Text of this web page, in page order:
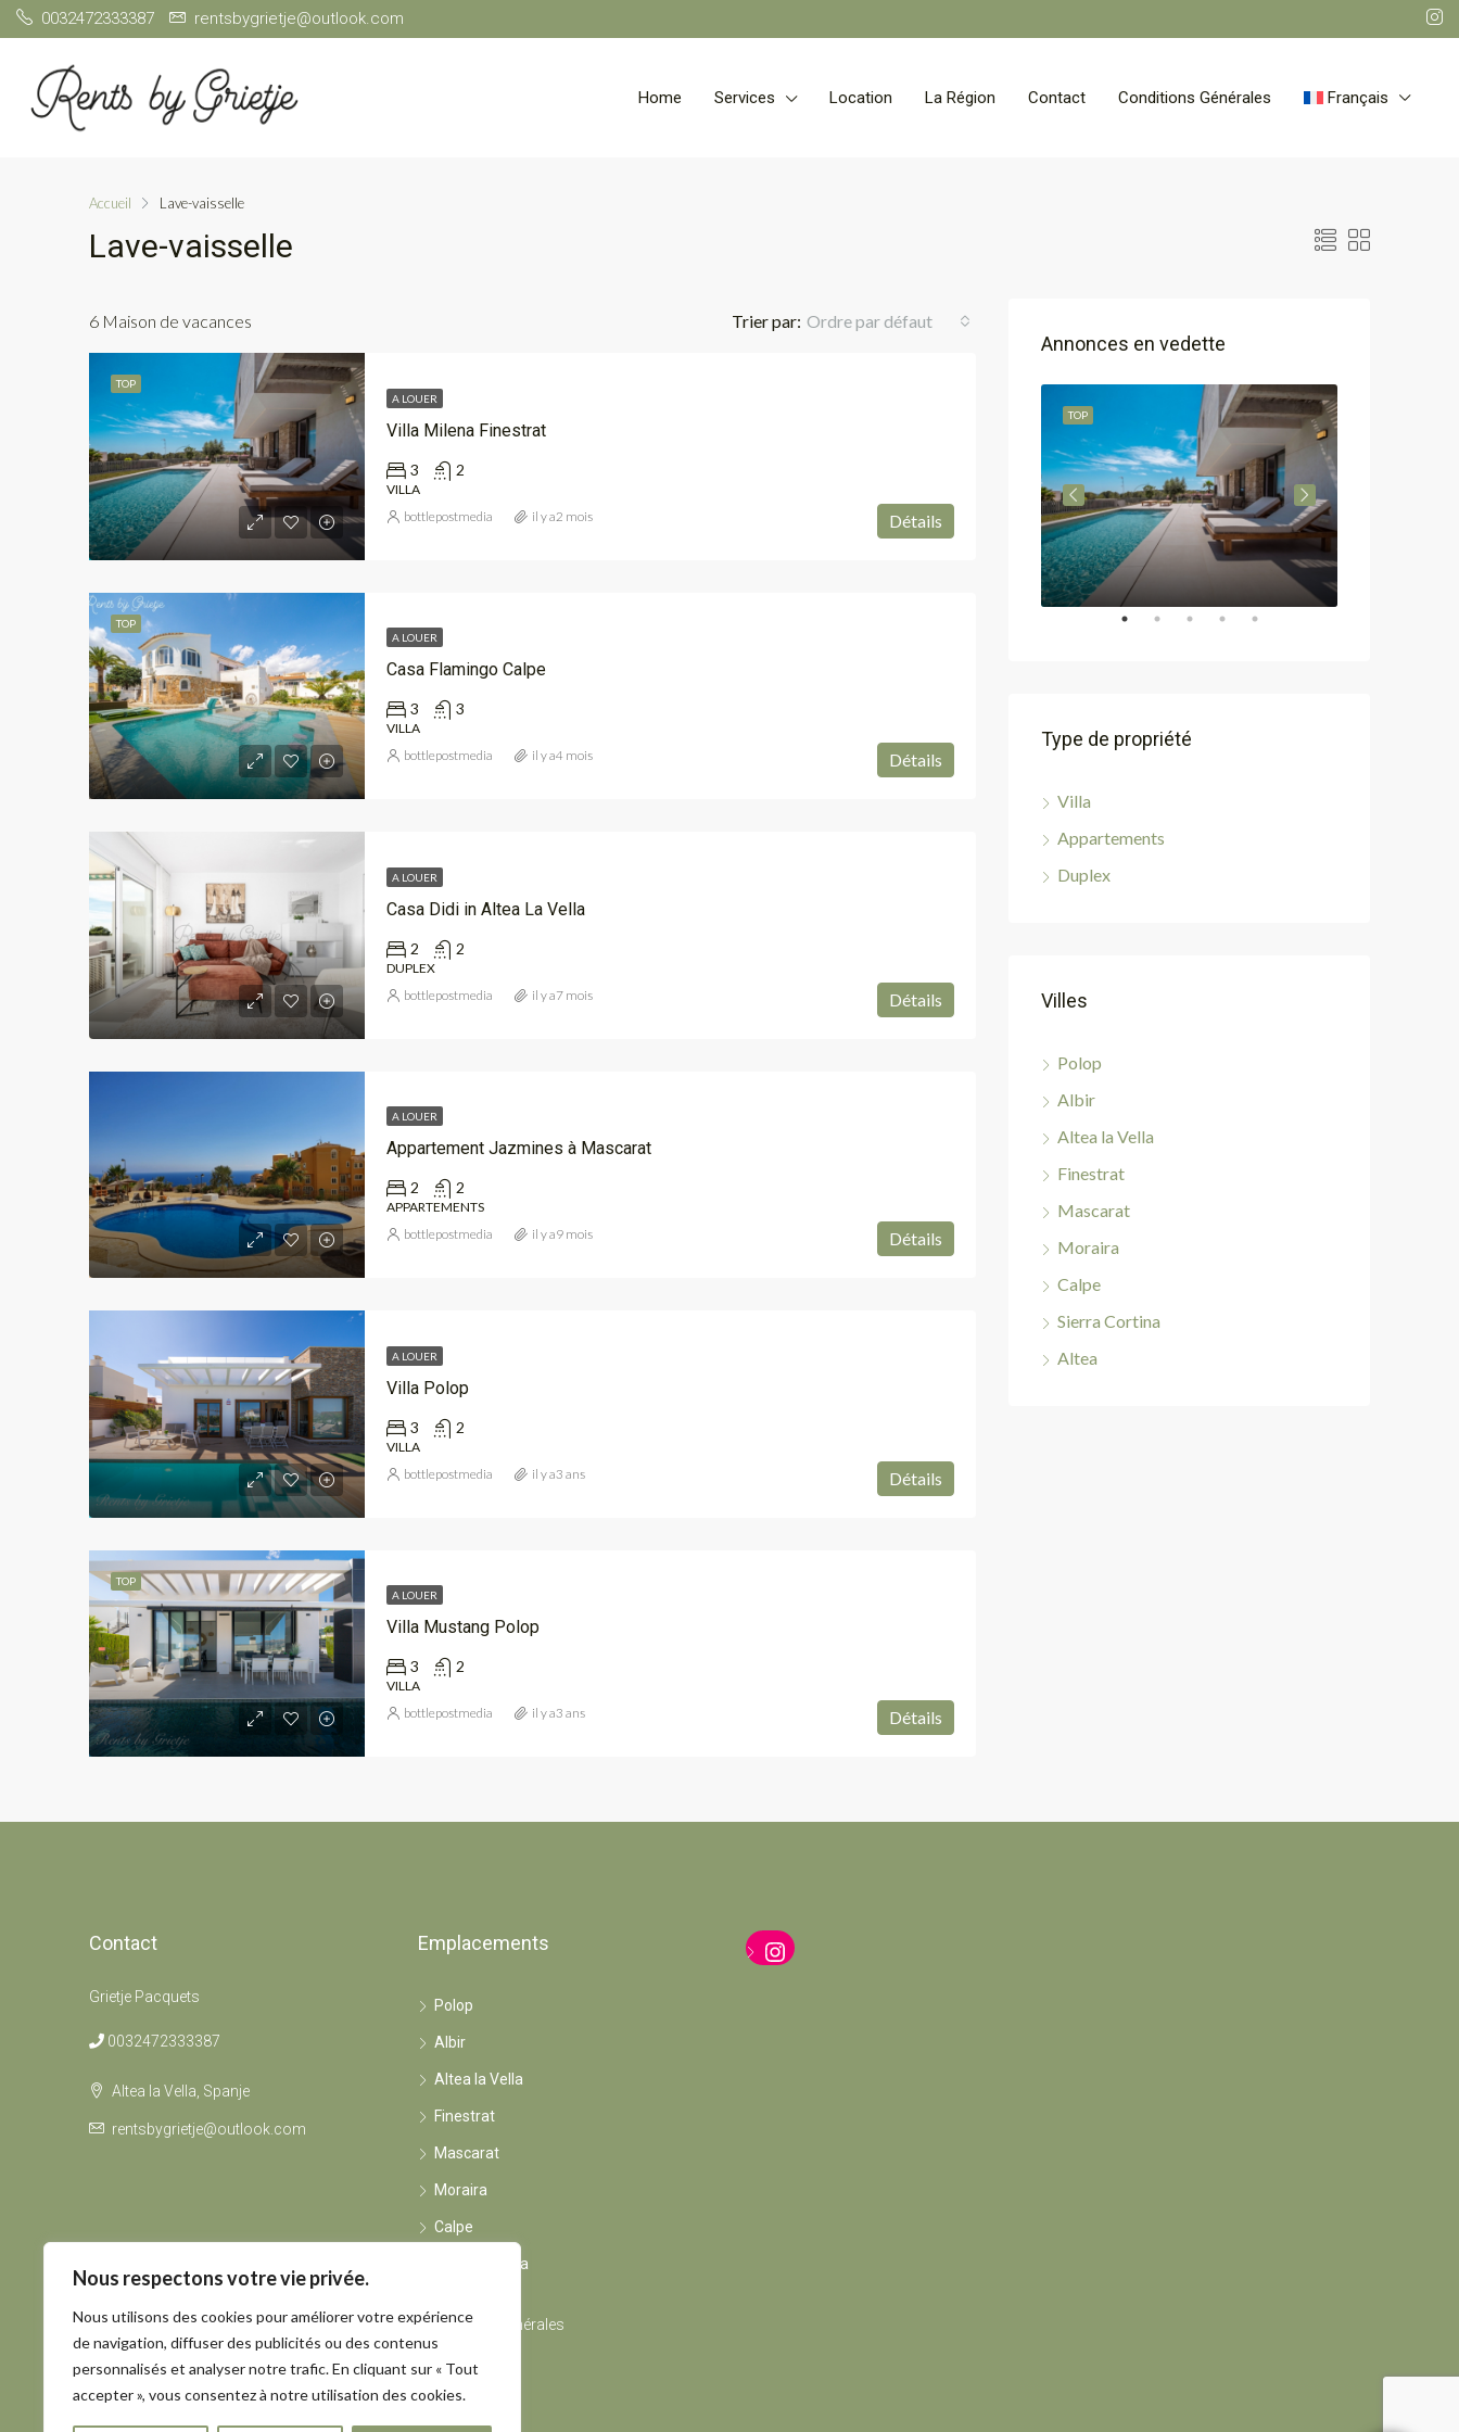
Nous respectons votre vie privée.
Nous utilisons des cookies pour améliorer votre expérience
de navigation, diffuser des publicités ou des contenus
personnalisés et analyser notre trafic. En cliquant sur « Tout
accepter », vous consentez à notre utilisation des cookies.
0032472333387 rentsbygrietje@outlook.com
Home Services Location La Région Contact Conditions Générales Français
Accueil Lave-vaisselle
Lave-vaisselle
6 Maison de vacances Trier par: Ordre par défaut
TOP
A LOUER
Villa Milena Finestrat
3 2
VILLA
Détails
bottlepostmedia il y a2 mois
TOP
A LOUER
Casa Flamingo Calpe
3 3
VILLA
Détails
bottlepostmedia il y a4 mois
A LOUER
Casa Didi in Altea La Vella
2 2
DUPLEX
Détails
bottlepostmedia il y a7 mois
A LOUER
Appartement Jazmines à Mascarat
2 2
APPARTEMENTS
Détails
bottlepostmedia il y a9 mois
A LOUER
Villa Polop
3 2
VILLA
Détails
bottlepostmedia il y a3 ans
TOP
A LOUER
Villa Mustang Polop
3 2
VILLA
Détails
bottlepostmedia il y a3 ans
Annonces en vedette
TOP
Type de propriété
Villa
Appartements
Duplex
Villes
Polop
Albir
Altea la Vella
Finestrat
Mascarat
Moraira
Calpe
Sierra Cortina
Altea
Contact
Grietje Pacquets
0032472333387
Altea la Vella, Spanje
rentsbygrietje@outlook.com
Emplacements
Polop
Albir
Altea la Vella
Finestrat
Mascarat
Moraira
Calpe
Sierra Cortina
Conditions Générales
Instagram